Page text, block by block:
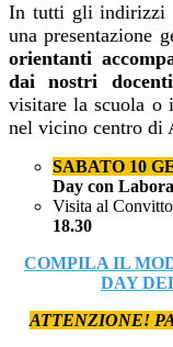
In tutti gli indirizzi
una presentazione
orientanti
dai nostri docenti
visitare la scuola o
nel vicino centro di
SABATO 10
Day con
Visita al
18.30
COMPILA IL
DAY
ATTENZIONE!